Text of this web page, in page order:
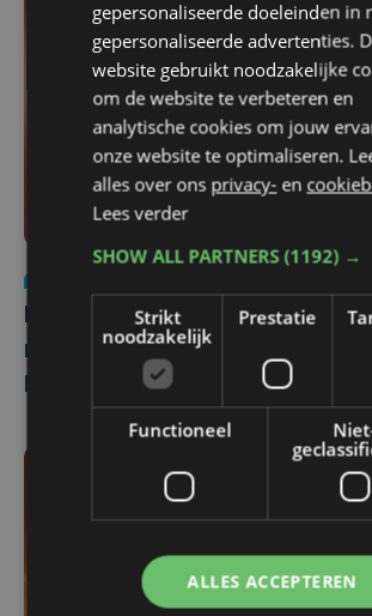
Nog geen uitspraak over nieuw
naar onopzettelijke
Barça-fans
gepersonaliseerde doeleinden in
gepersonaliseerde advertenties.
website gebruikt noodzakelijke
om de website te verbeteren en
analytische cookies om jouw
onze website te optimaliseren.
alles over ons privacy- en
Lees verder
SHOW ALL PARTNERS(1192) →
Strikt
noodzakelijk
Prestatie
Functioneel
ALLES ACCEPTEREN